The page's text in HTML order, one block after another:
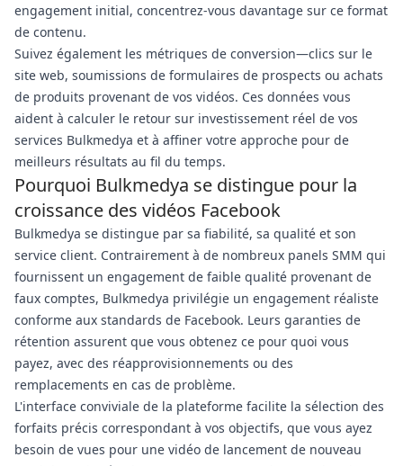
engagement initial, concentrez-vous davantage sur ce format
de contenu.
Suivez également les métriques de conversion—clics sur le
site web, soumissions de formulaires de prospects ou achats
de produits provenant de vos vidéos. Ces données vous
aident à calculer le retour sur investissement réel de vos
services Bulkmedya et à affiner votre approche pour de
meilleurs résultats au fil du temps.
Pourquoi Bulkmedya se distingue pour la
croissance des vidéos Facebook
Bulkmedya se distingue par sa fiabilité, sa qualité et son
service client. Contrairement à de nombreux panels SMM qui
fournissent un engagement de faible qualité provenant de
faux comptes, Bulkmedya privilégie un engagement réaliste
conforme aux standards de Facebook. Leurs garanties de
rétention assurent que vous obtenez ce pour quoi vous
payez, avec des réapprovisionnements ou des
remplacements en cas de problème.
L'interface conviviale de la plateforme facilite la sélection des
forfaits précis correspondant à vos objectifs, que vous ayez
besoin de vues pour une vidéo de lancement de nouveau